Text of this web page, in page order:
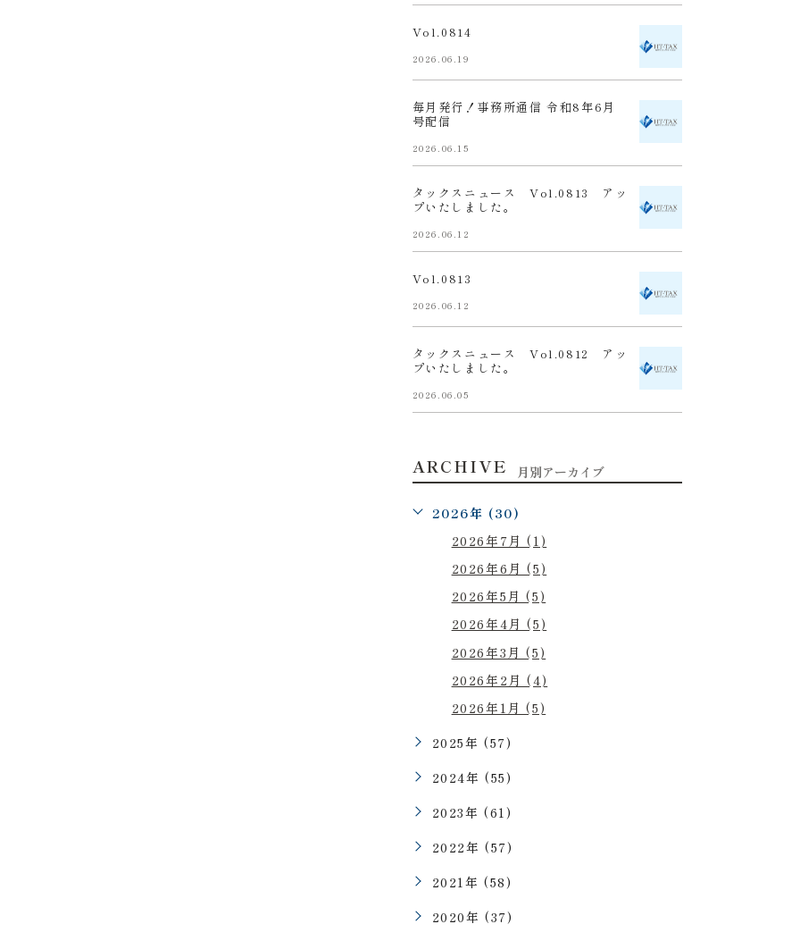
Vol.0814
2026.06.19
毎月発行！事務所通信 令和8年6月
号配信
2026.06.15
タックスニュース Vol.0813 アッ
プいたしました。
2026.06.12
Vol.0813
2026.06.12
タックスニュース Vol.0812 アッ
プいたしました。
2026.06.05
ARCHIVE 月別アーカイブ
2026年 (30)
2026年7月 (1)
2026年6月 (5)
2026年5月 (5)
2026年4月 (5)
2026年3月 (5)
2026年2月 (4)
2026年1月 (5)
2025年 (57)
2024年 (55)
2023年 (61)
2022年 (57)
2021年 (58)
2020年 (37)